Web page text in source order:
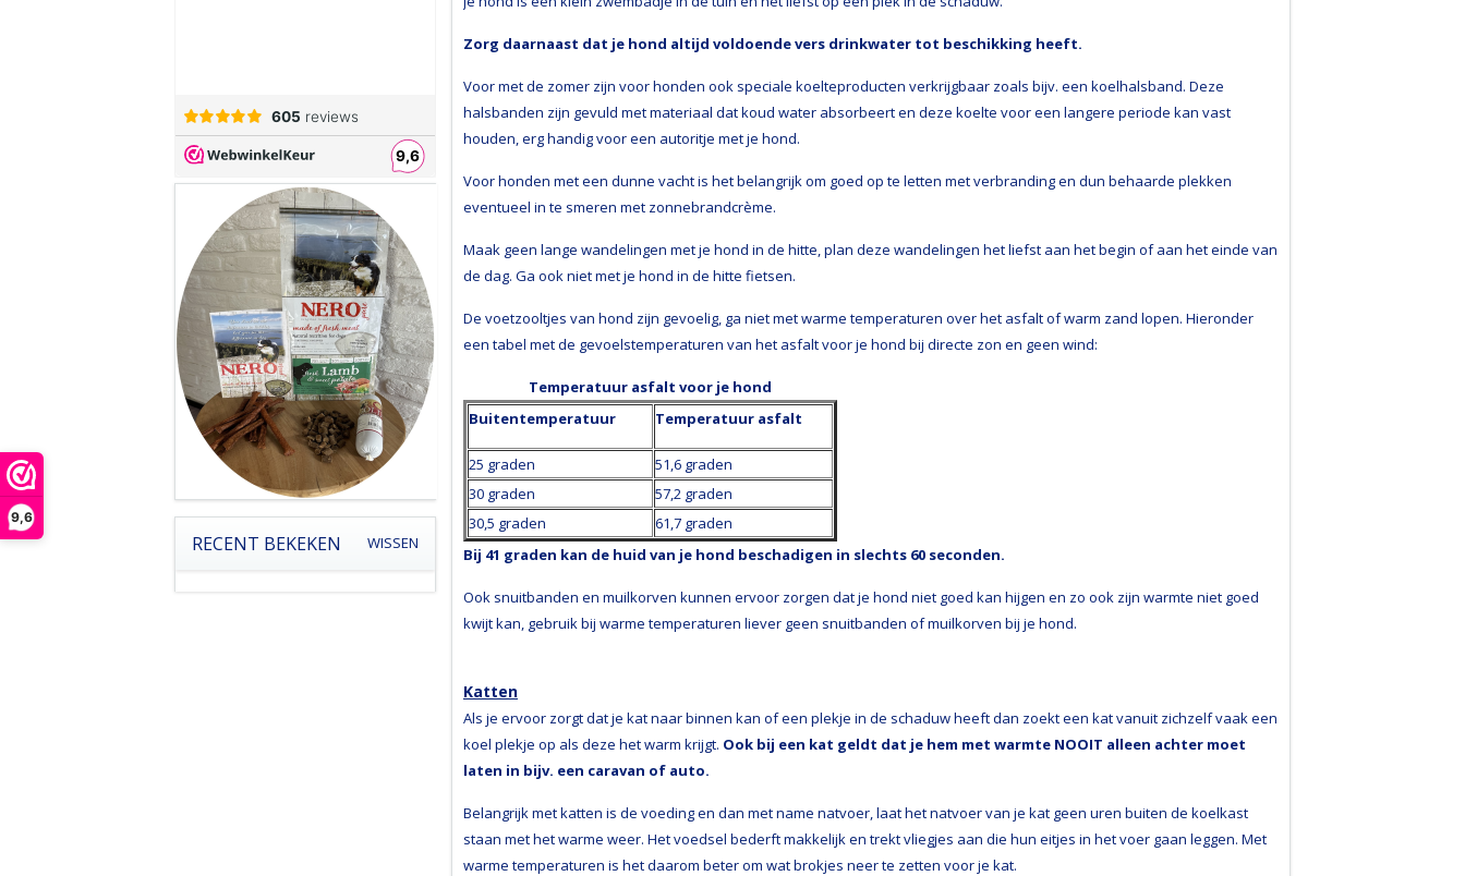
9,6
Zorg daarnaast dat je hond altijd voldoende vers drinkwater tot beschikking heeft.
Voor met de zomer zijn voor honden ook speciale koelteproducten verkrijgbaar zoals bijv. een koelhalsband. Deze
halsbanden zijn gevuld met materiaal dat koud water absorbeert en deze koelte voor een langere periode kan vast
houden, erg handig voor een autoritje met je hond.
Voor honden met een dunne vacht is het belangrijk om goed op te letten met verbranding en dun behaarde plekken
eventueel in te smeren met zonnebrandcrème.
Maak geen lange wandelingen met je hond in de hitte, plan deze wandelingen het liefst aan het begin of aan het einde van
de dag. Ga ook niet met je hond in de hitte fietsen.
De voetzooltjes van hond zijn gevoelig, ga niet met warme temperaturen over het asfalt of warm zand lopen. Hieronder
een tabel met de gevoelstemperaturen van het asfalt voor je hond bij directe zon en geen wind:
Temperatuur asfalt voor je hond
Buitentemperatuur
Temperatuur asfalt
25 graden
51,6 graden
30 graden
57,2 graden
30,5 graden
61,7 graden
Bij 41 graden kan de huid van je hond beschadigen in slechts 60 seconden.
Ook snuitbanden en muilkorven kunnen ervoor zorgen dat je hond niet goed kan hijgen en zo ook zijn warmte niet goed
kwijt kan, gebruik bij warme temperaturen liever geen snuitbanden of muilkorven bij je hond.
Katten
Als je ervoor zorgt dat je kat naar binnen kan of een plekje in de schaduw heeft dan zoekt een kat vanuit zichzelf vaak een
koel plekje op als deze het warm krijgt. Ook bij een kat geldt dat je hem met warmte NOOIT alleen achter moet
laten in bijv. een caravan of auto.
Belangrijk met katten is de voeding en dan met name natvoer, laat het natvoer van je kat geen uren buiten de koelkast
staan met het warme weer. Het voedsel bederft makkelijk en trekt vliegjes aan die hun eitjes in het voer gaan leggen. Met
warme temperaturen is het daarom beter om wat brokjes neer te zetten voor je kat.
RECENT BEKEKEN WISSEN